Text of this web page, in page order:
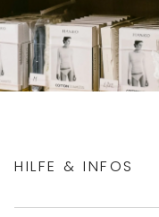
HILFE & INFOS